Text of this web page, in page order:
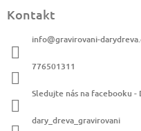
Kontakt
info@gravirovani-
776501311
Sledujte nás na facebooku -
dary_dreva_gravirovani